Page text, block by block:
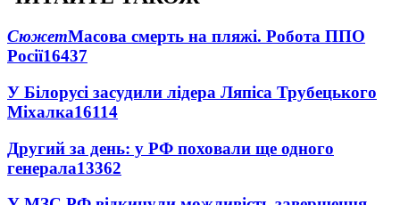
СюжетМасова смерть на пляжі. Робота ППО
Росії16437
У Білорусі засудили лідера Ляпіса Трубецького
Міхалка16114
Другий за день: у РФ поховали ще одного
генерала13362